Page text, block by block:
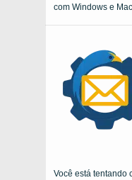
com Windows e
Você está tentando